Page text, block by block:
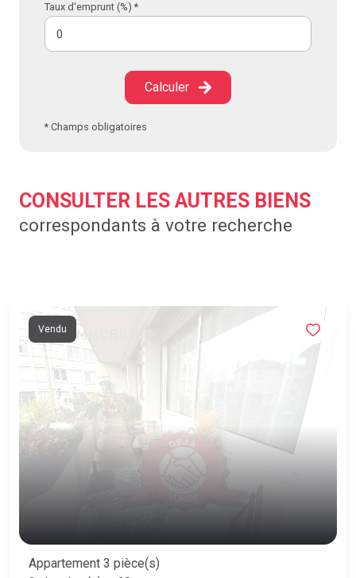
Taux d'emprunt (%) *
Calculer
* Champs obligatoires
CONSULTER LES AUTRES BIENS
correspondants à votre recherche
Vendu
Appartement 3 pièce(s)